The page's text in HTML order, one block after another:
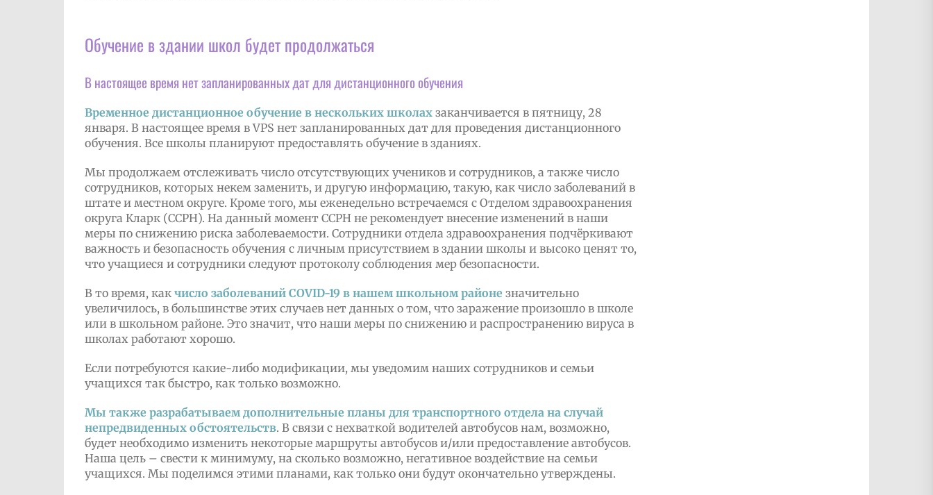
Обучение в здании школ будет продолжаться
В настоящее время нет запланированных дат для дистанционного обучения
Временное дистанционное обучение в нескольких школахзаканчивается в пятницу, 28
января. В настоящее время в VPS нет запланированных дат для проведения дистанционного
обучения. Все школы планируют предоставлять обучение в зданиях.
Мы продолжаем отслеживать число отсутствующих учеников и сотрудников, а также число
сотрудников, которых некем заменить, и другую информацию, такую, как число заболеваний в
штате и местном округе. Кроме того, мы еженедельно встречаемся с Отделом здравоохранения
округа Кларк (CCPH). На данный момент CCPH не рекомендует внесение изменений в наши
меры по снижению риска заболеваемости. Сотрудники отдела здравоохранения подчёркивают
важность и безопасность обучения с личным присутствием в здании школы и высоко ценят то,
что учащиеся и сотрудники следуют протоколу соблюдения мер безопасности.
В то время, как число заболеваний COVID-19 в нашем школьном районе значительно
увеличилось, в большинстве этих случаев нет данных о том, что заражение произошло в школе
или в школьном районе. Это значит, что наши меры по снижению и распространению вируса в
школах работают хорошо.
Если потребуются какие-либо модификации, мы уведомим наших сотрудников и семьи
учащихся так быстро, как только возможно.
Мы также разрабатываем дополнительные планы для транспортного отдела на случай
непредвиденных обстоятельств. В связи с нехваткой водителей автобусов нам, возможно,
будет необходимо изменить некоторые маршруты автобусов и/или предоставление автобусов.
Наша цель – свести к минимуму, на сколько возможно, негативное воздействие на семьи
учащихся. Мы поделимся этими планами, как только они будут окончательно утверждены.